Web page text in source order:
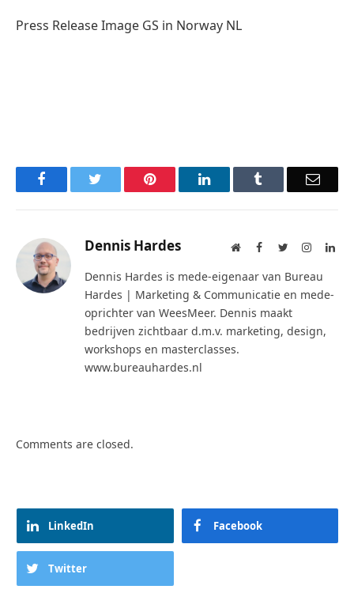
Press Release Image GS in Norway NL
Facebook Pinterest LinkedIn Email
Dennis Hardes WebsiteFacebook
TwitterInstagram
Dennis Hardes is mede-eigenaar van Bureau
Hardes | Marketing & Communicatie en mede-
oprichter van WeesMeer. Dennis maakt
bedrijven zichtbaar d.m.v. marketing, design,
workshops en masterclasses.
www.bureauhardes.nl
Comments are closed.
LinkedIn Facebook
Twitter